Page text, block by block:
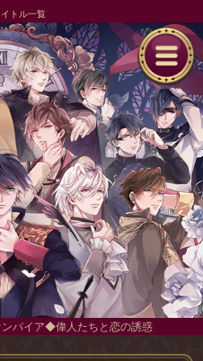
トル一覧
パイア◆偉人たちと恋の誘惑